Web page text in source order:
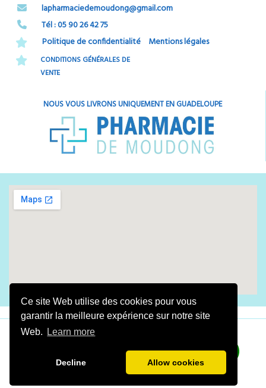
Ce site Web utilise des cookies pour vous
garantir la meilleure expérience sur notre site
Web.
Learn more
Decline Allow cookies
​​​​​​​lapharmaciedemoudong@gmail.com
Tél : 05 90 26 42 75​​​​​​​
Politique de confidentialité
Mentions légales
CONDITIONS GÉNÉRALES DE
VENTE
NOUS VOUS LIVRONS UNIQUEMENT EN GUADELOUPE
PHARMACIE DE MOUDONG ©Tous droits réservés